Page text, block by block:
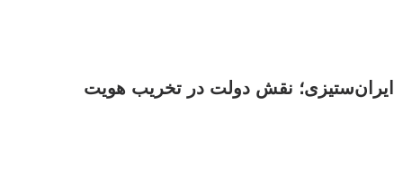
ایران‌ستیزی؛ نقش دولت در تخریب هویت